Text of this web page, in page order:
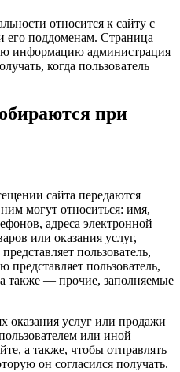
относится к сайту с
поддоменам. Страница
информацию администрация
когда пользователь
при
сайта передаются
могут относиться: имя,
адреса электронной
или оказания услуг,
пользователь,
пользователь,
также — прочие, заполняемые
оказания услуг или продажи
или иной
а также, чтобы отправлять
он согласился получать.